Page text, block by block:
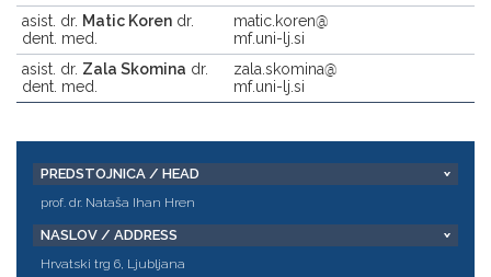
asist. dr. Matic Koren dr.
dent. med.
matic.koren
mf.uni-lj.si
asist. dr. Zala Skomina dr.
dent. med.
zala.skomina
mf.uni-lj.si
PREDSTOJNICA / HEAD
prof. dr. Nataša Ihan Hren
NASLOV / ADDRESS
Hrvatski trg 6, Ljubljana